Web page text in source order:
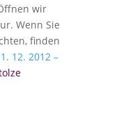
wir
Wenn Sie
finden
12. 2012 –